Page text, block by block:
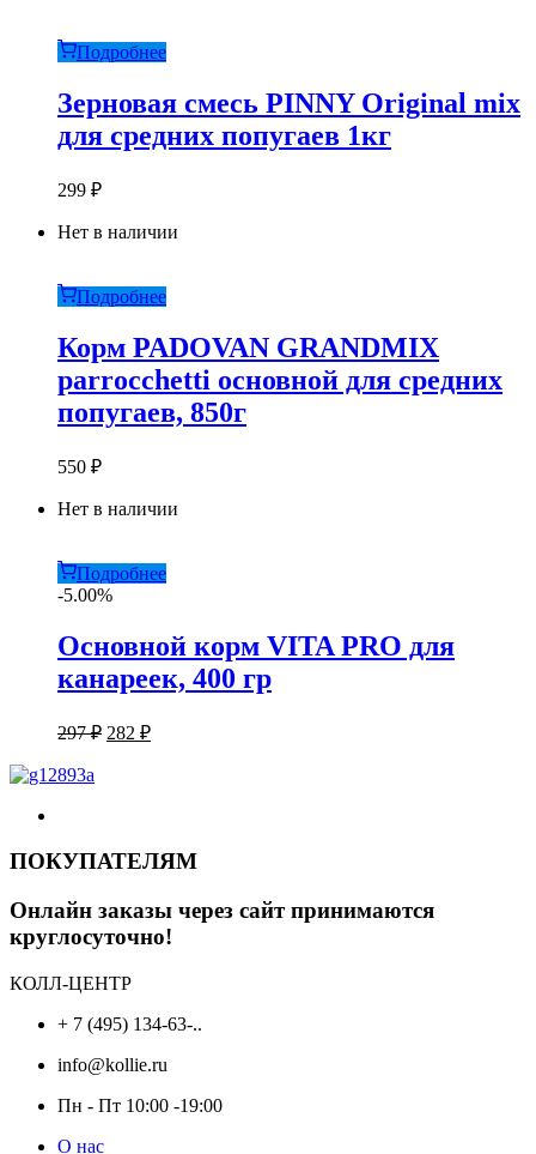
Подробнее
Зерновая смесь PINNY Original mix
для средних попугаев 1кг
299 ₽
Нет в наличии
Подробнее
Корм PADOVAN GRANDMIX
parroсchetti основной для средних
попугаев, 850г
550 ₽
Нет в наличии
Подробнее
-5.00%
Основной корм VITA PRO для
канареек, 400 гр
297₽ Первоначальная
282 ₽Текущая
ПОКУПАТЕЛЯМ
Онлайн заказы через сайт принимаются
круглосуточно!
КОЛЛ-ЦЕНТР
+ 7 (495) 134-63-..
info@kollie.ru
Пн - Пт 10:00 -19:00
О нас